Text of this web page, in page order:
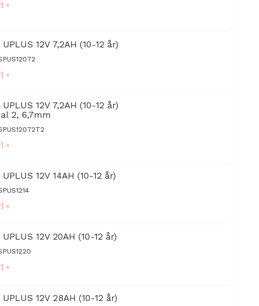
»
12V 7,2AH (10-12 år)
»
12V 7,2AH (10-12 år)
2, 6,7mm
»
12V 14AH (10-12 år)
»
12V 20AH (10-12 år)
»
12V 28AH (10-12 år)